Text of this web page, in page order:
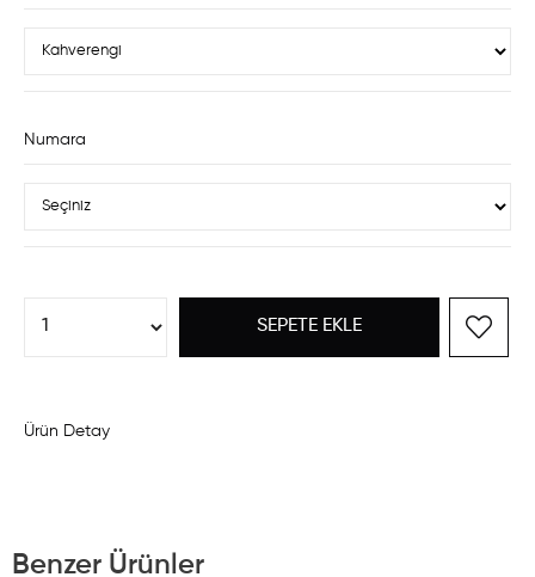
Numara
Ürün Detay
Benzer Ürünler